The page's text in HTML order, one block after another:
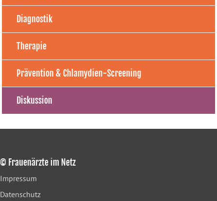
Diagnostik
Therapie
Prävention & Chlamydien-Screening
Diskussion
© Frauenärzte im Netz
Impressum
Datenschutz